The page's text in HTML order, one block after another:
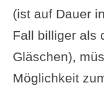
(ist auf Dauer
Fall billiger als
Gläschen),
Möglichkeit